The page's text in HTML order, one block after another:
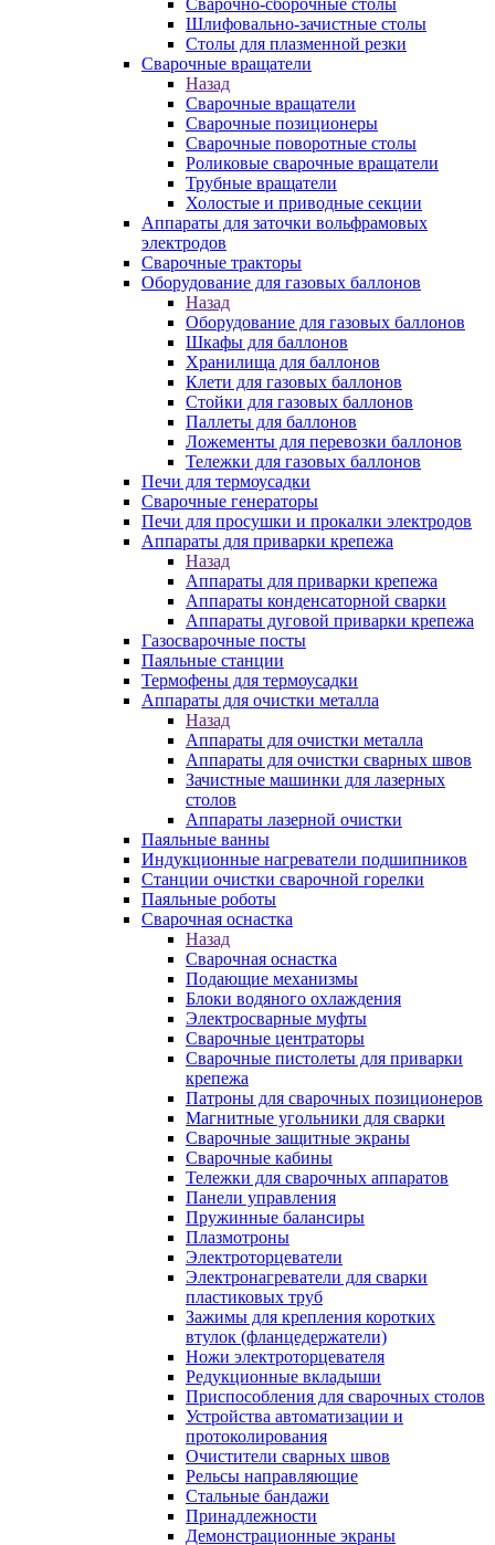
Сварочно-сборочные столы
Шлифовально-зачистные столы
Столы для плазменной резки
Сварочные вращатели
Назад
Сварочные вращатели
Сварочные позиционеры
Сварочные поворотные столы
Роликовые сварочные вращатели
Трубные вращатели
Холостые и приводные секции
Аппараты для заточки вольфрамовых
электродов
Сварочные тракторы
Оборудование для газовых баллонов
Назад
Оборудование для газовых баллонов
Шкафы для баллонов
Хранилища для баллонов
Клети для газовых баллонов
Стойки для газовых баллонов
Паллеты для баллонов
Ложементы для перевозки баллонов
Тележки для газовых баллонов
Печи для термоусадки
Сварочные генераторы
Печи для просушки и прокалки электродов
Аппараты для приварки крепежа
Назад
Аппараты для приварки крепежа
Аппараты конденсаторной сварки
Аппараты дуговой приварки крепежа
Газосварочные посты
Паяльные станции
Термофены для термоусадки
Аппараты для очистки металла
Назад
Аппараты для очистки металла
Аппараты для очистки сварных швов
Зачистные машинки для лазерных
столов
Аппараты лазерной очистки
Паяльные ванны
Индукционные нагреватели подшипников
Станции очистки сварочной горелки
Паяльные роботы
Сварочная оснастка
Назад
Сварочная оснастка
Подающие механизмы
Блоки водяного охлаждения
Электросварные муфты
Сварочные центраторы
Сварочные пистолеты для приварки
крепежа
Патроны для сварочных позиционеров
Магнитные угольники для сварки
Сварочные защитные экраны
Сварочные кабины
Тележки для сварочных аппаратов
Панели управления
Пружинные балансиры
Плазмотроны
Электроторцеватели
Электронагреватели для сварки
пластиковых труб
Зажимы для крепления коротких
втулок (фланцедержатели)
Ножи электроторцевателя
Редукционные вкладыши
Приспособления для сварочных столов
Устройства автоматизации и
протоколирования
Очистители сварных швов
Рельсы направляющие
Стальные бандажи
Принадлежности
Демонстрационные экраны